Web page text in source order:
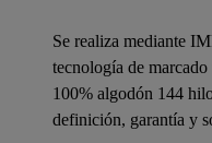
Se realiza mediante
tecnología de
100% algodón 144
definición, garantía y